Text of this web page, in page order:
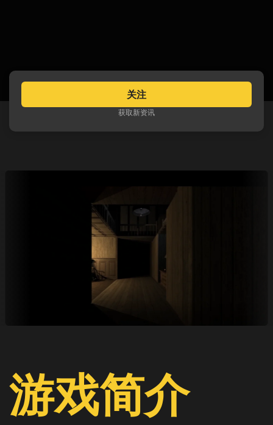
关注
获取新资讯
游戏简介